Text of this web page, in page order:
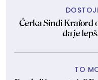
Ćerka Sindi Kraford
da je
TO